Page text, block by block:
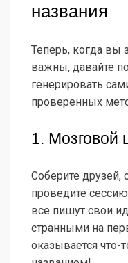
названия
Теперь, когда вы
важны, давайте
генерировать
проверенных
1. Мозговой
Соберите
проведите
все пишут свои
странными на
оказывается что-